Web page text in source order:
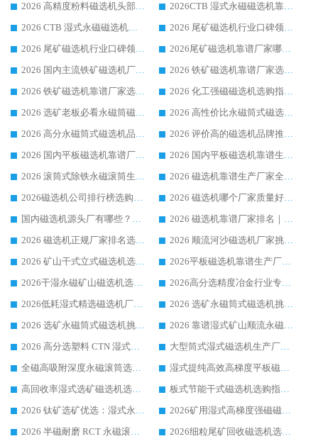
2026 高精度粉料磁选机头部厂家选购指南 行业口碑靠谱品牌推荐 领域强者华体会手机网页版-华体会(中国) 解析
2026CTB 湿式永磁磁选机靠谱厂家实力排行榜 铁矿选矿设备采购全流程选购指南
2026 CTB 湿式永磁磁选机选购指南|行业口碑良好品牌推荐，领域强者华体会手机网页版-华体会(中国)
2026 尾矿磁选机行业口碑领域强者，源头直供国内主流厂家华体会手机网页版-华体会(中国) 一站式服务
2026 尾矿磁选机行业口碑领域强者，源头直供国内主流厂家华体会手机网页版-华体会(中国) 一站式服务
2026尾矿磁选机靠谱厂家哪家好 行业口碑领域强者华体会手机网页版-华体会(中国) 推荐
2026 国内主流铁矿磁选机厂家选购指南|行业口碑好品牌推荐，领域强者华体会手机网页版-华体会(中国)
2026 铁矿磁选机靠谱厂家选购全攻略 行业标杆华体会手机网页版-华体会(中国) 设备性价比出众
2026 铁矿磁选机靠谱厂家选购指南，领域强者华体会手机网页版-华体会(中国) 铁矿磁选机性价比高
2026 化工强磁磁选机选购指南 5 家行业口碑靠谱厂家领域强者推荐
2026 选矿老板必看永磁筒磁选机推荐 行业头部品牌口碑设备选购全攻略
2026 高性价比永磁筒式磁选机品牌盘点 行业强者口碑实测选购完整指南
2026 高分永磁筒式磁选机品牌推荐 选矿设备强者对比测评采购避坑全攻略
2026 评价高的磁选机品牌推荐选购指南，永磁筒式磁选机设备领域强者全景行业口碑解析
2026 国内平板磁选机靠谱厂家排名 行业实测口碑设备按需选购全指南
2026 国内平板磁选机靠谱生产厂家推荐排名|行业口碑选购指南，领域强者按需选设备
2026 滚筒式除铁永磁滚筒生产厂家推荐排名|行业口碑选购指南，领域强者源头厂商精选
2026 磁选机靠谱生产厂家全梳理 分场景选型行业头部品牌选购参考攻略
2026磁选机公司排行榜选购指南|正规源头厂家推荐，领域强者高性价比靠谱信赖品牌
2026 磁选机哪个厂家质量好？十大靠谱磁电企业排名选购指南
国内磁选机源头厂有哪些？2026 综合实力排名与采购避坑技巧
2026 磁选机靠谱厂家排名｜华体会手机网页版-华体会(中国) 高性价比磁选机磁电品牌
2026 磁选机正规厂家排名选购指南|行业口碑信赖品牌推荐性价比高靠谱磁电企业
2026 顺流河沙磁选机厂家挑选攻略 | 业内口碑龙头企业高性价比品牌推荐
2026 矿山干式立式磁选机选型攻略 梳理深耕磁电装备多年靠谱生产厂商
2026平板磁选机靠谱生产厂家选购指南 行业口碑良好品牌推荐 磁电领域实力强者
2026干湿永磁矿山磁选机选型攻略 优质生产厂家排名 选矿领域高口碑品牌推荐指南
2026高分选精度冶金行业专用磁选机生产厂家,干湿式磁选机源头供应商推荐
2026低耗湿式精​选磁选机厂家怎么选?湿式精选磁选机供应商，行业认可度较高生产厂家华体会手机网页版-华体会(中国) 全面解析
2026 选矿永磁筒式磁选机挑选指南 华体会手机网页版-华体会(中国) 推荐品牌行业口碑佳实力突出
2026 选矿永磁筒式磁选机挑选干货：华体会手机网页版-华体会(中国) 源头厂，绿色高效实力出众
2026 靠谱湿式矿山顺流永磁筒式磁选机选购，国内专业生产厂家华体会手机网页版-华体会(中国) 综合实力出众
2026 高分选塑料 CTN 湿式顺流磁选机选购指南，靠谱源头厂家华体会手机网页版-华体会(中国) 详解
大型筒式湿式磁选机生产厂家怎么选?华体会手机网页版-华体会(中国) 设备口碑广受行业认可
全磁高吸附深度永磁滚筒选购指南 业内口碑稳定磁电设备生产厂家详细推荐
湿式提纯高效高梯度平板磁选机靠谱设备源头厂商华体会手机网页版-华体会(中国) 综合测评
高回收率湿式选矿磁选机选购指南 业内口碑磁电设备生产厂家实力解析
板式节能干式磁选机选购指南，源头生产厂家华体会手机网页版-华体会(中国) 综合实力可观
2026 钛矿选矿优选：湿式永磁筒式磁选机源头厂家华体会手机网页版-华体会(中国) 综合解析
2026矿用湿式高梯度强磁磁选机选购指南，临朐靠谱磁电生产厂家华体会手机网页版-华体会(中国) 详解
2026 半磁耐磨 RCT 永磁滚筒选购指南，临朐源头生产厂家华体会手机网页版-华体会(中国) 实测分享
2026细粒尾矿回收磁选机选购指南 产业集群优质生产厂家华体会手机网页版-华体会(中国) 解析